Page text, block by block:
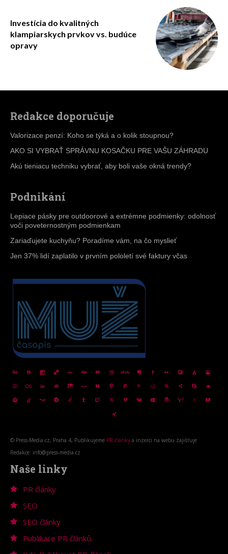
Investícia do kvalitných
klampiarskych prvkov vs. budúce
opravy
Redakce doporučuje
Valorizace penzí: Koho se týká a o kolik stoupnou?
AKO SI VYBRAŤ SPRÁVNU KOSAČKU PRE VAŠU ZÁHRADU
Akú tieniacu techniku vybrať, aby boli vaše okná trendy?
Podnikání
Lepiace pásky pre outdoorové a extrémne podmienky: odolnosť
voči poveternostným podmienkam
Zariaďujete kuchyňu? Poradíme vám, na čo myslieť
Jen 37% lidí zaplatilo v prvním pololetí své faktury včas
© Press-Media.cz, Praha 4, Publikujeme PR články a inzerci na webu zajišťuje
Redakce: info@press-media.cz
Naše linky
PR články
SEO
SEO články
Publikace PR článků